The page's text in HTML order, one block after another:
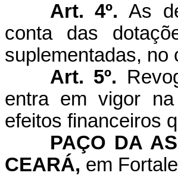
Art. 4º.As
conta das
suplementadas, no
Art. 5º.
entra em vigor
efeitos financeiros
PAÇO DA
CEARÁ, em